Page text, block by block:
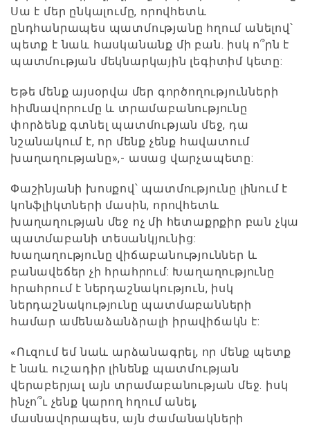
Սա է մեր ընկալումը, որովհետև
ընդհանրապես պատմությանը հղում անելով՝
պետք է նաև հասկանանք մի բան. իսկ ո՞րն է
պատմության մեկնարկային լեգիտիմ կետը:
Եթե մենք այսօրվա մեր գործողությունների
հիմնավորումը և տրամաբանությունը
փորձենք գտնել պատմության մեջ, դա
նշանակում է, որ մենք չենք հավատում
խաղաղությանը»,- ասաց վարչապետը:
Փաշինյանի խոսքով՝ պատմությունը լինում է
կոնֆլիկտների մասին, որովհետև
խաղաղության մեջ ոչ մի հետաքրքիր բան չկա
պատմաբանի տեսանկյունից:
Խաղաղությունը վիճաբանություններ և
բանավեճեր չի հրահրում: Խաղաղությունը
հրահրում է ներդաշնակություն, իսկ
ներդաշնակությունը պատմաբանների
համար ամենաձանձրալի իրավիճակն է:
«Ուզում եմ նաև արձանագրել, որ մենք պետք
է նաև ուշադիր լինենք պատմության
վերաբերյալ այն տրամաբանության մեջ. իսկ
ինչո՞ւ չենք կարող հղում անել,
մասնավորապես, այն ժամանակների